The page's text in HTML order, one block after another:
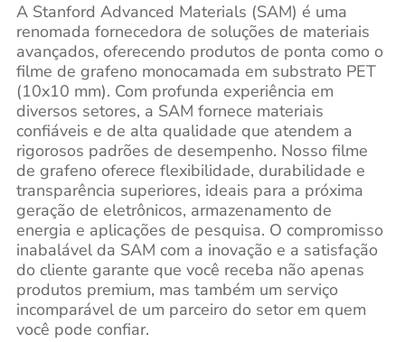
A Stanford Advanced Materials (SAM) é uma
renomada fornecedora de soluções de materiais
avançados, oferecendo produtos de ponta como o
filme de grafeno monocamada em substrato PET
(10x10 mm). Com profunda experiência em
diversos setores, a SAM fornece materiais
confiáveis e de alta qualidade que atendem a
rigorosos padrões de desempenho. Nosso filme
de grafeno oferece flexibilidade, durabilidade e
transparência superiores, ideais para a próxima
geração de eletrônicos, armazenamento de
energia e aplicações de pesquisa. O compromisso
inabalável da SAM com a inovação e a satisfação
do cliente garante que você receba não apenas
produtos premium, mas também um serviço
incomparável de um parceiro do setor em quem
você pode confiar.